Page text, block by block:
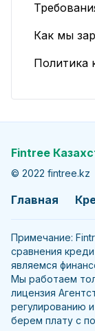
Как мы
Политика
Fintree
© 2022 fintree.kz
Главная
Примечание:
сравнения
являемся
Мы работаем
лицензия
регулированию
берем плату с